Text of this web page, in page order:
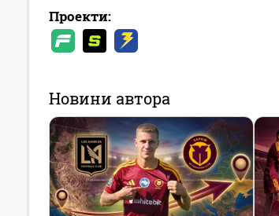
Проекти:
Новини автора